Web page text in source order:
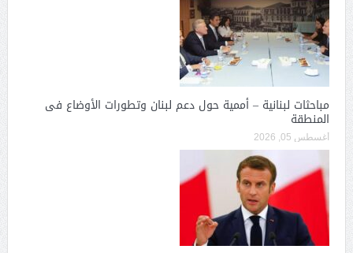
مباحثات لبنانية – أممية حول دعم لبنان وتطورات الأوضاع فى
المنطقة
أغسطس 05, 2026